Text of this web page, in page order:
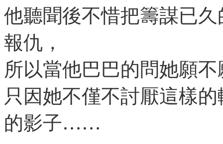
他聽聞後不惜把籌謀已
報仇，
所以當他巴巴的問她願
只因她不僅不討厭這樣
的影子……